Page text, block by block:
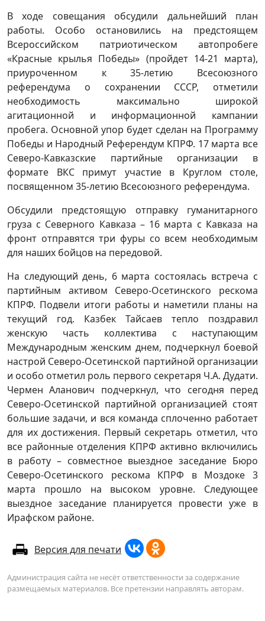
В ходе совещания обсудили дальнейший план
работы. Особо остановились на предстоящем
Всероссийском патриотическом автопробеге
«Красные крылья Победы» (пройдет 14-21 марта),
приуроченном к 35-летию Всесоюзного
референдума о сохранении СССР, отметили
необходимость максимально широкой
агитационной и информационной кампании
пробега. Основной упор будет сделан на Программу
Победы и Народный Референдум КПРФ. 17 марта все
Северо-Кавказские партийные организации в
формате ВКС примут участие в Круглом столе,
посвященном 35-летию Всесоюзного референдума.
Обсудили предстоящую отправку гуманитарного
груза с Северного Кавказа – 16 марта с Кавказа на
фронт отправятся три фуры со всем необходимым
для наших бойцов на передовой.
На следующий день, 6 марта состоялась встреча с
партийным активом Северо-Осетинского рескома
КПРФ. Подвели итоги работы и наметили планы на
текущий год. Казбек Тайсаев тепло поздравил
женскую часть коллектива с наступающим
Международным женским днем, подчеркнул боевой
настрой Северо-Осетинской партийной организации
и особо отметил роль первого секретаря Ч.А. Дудати.
Чермен Аланович подчеркнул, что сегодня перед
Северо-Осетинской партийной организацией стоят
большие задачи, и вся команда сплоченно работает
для их достижения. Первый секретарь отметил, что
все районные отделения КПРФ активно включились
в работу – совместное выездное заседание Бюро
Северо-Осетинского рескома КПРФ в Моздоке 3
марта прошло на высоком уровне. Следующее
выездное заседание планируется провести уже в
Ирафском районе.
Версия для печати
Администрация сайта не несёт ответственности за содержание
размещаемых материалов. Все претензии направлять авторам.